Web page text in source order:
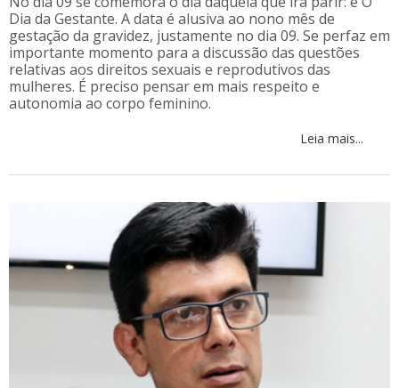
Dia da Gestante. A data é alusiva ao nono mês de
gestação da gravidez, justamente no dia 09. Se perfaz em
importante momento para a discussão das questões
relativas aos direitos sexuais e reprodutivos das
mulheres. É preciso pensar em mais respeito e
autonomia ao corpo feminino.
Leia mais...